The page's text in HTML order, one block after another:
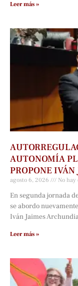
Leer más »
AUTONOMÍA
PROPONE IVÁN
agosto 6, 2026 No
En segunda jornada
se abordo
Iván Jaimes
Leer más »